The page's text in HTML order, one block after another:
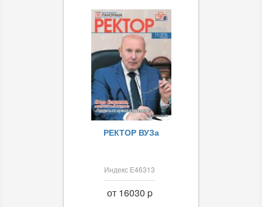
РЕКТОР ВУЗа
Индекс Е46313
от 16030 p